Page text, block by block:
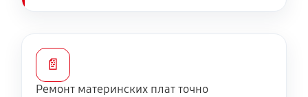
📄
Ремонт материнских плат точно